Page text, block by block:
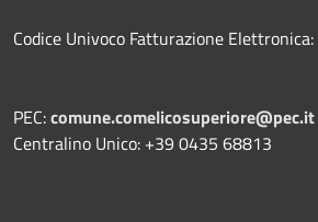
Codice Univoco Fatturazione Elettronica:
PEC:comune.comelicosuperiore@pec.it
Centralino Unico: +39 0435 68813